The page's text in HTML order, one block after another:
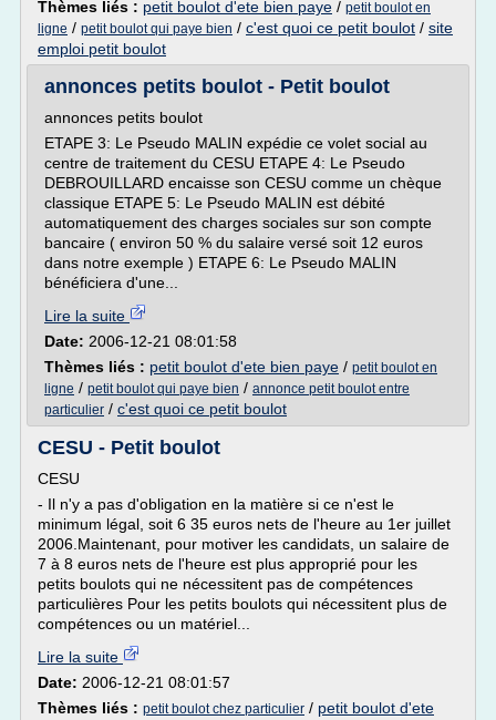
Thèmes liés : petit boulot d'ete bien paye / petit boulot en
ligne / petit boulot qui paye bien / c'est quoi ce petit boulot / site
emploi petit boulot
annonces petits boulot - Petit boulot
annonces petits boulot
ETAPE 3: Le Pseudo MALIN expédie ce volet social au
centre de traitement du CESU ETAPE 4: Le Pseudo
DEBROUILLARD encaisse son CESU comme un chèque
classique ETAPE 5: Le Pseudo MALIN est débité
automatiquement des charges sociales sur son compte
bancaire ( environ 50 % du salaire versé soit 12 euros
dans notre exemple ) ETAPE 6: Le Pseudo MALIN
bénéficiera d'une...
Lire la suite
Date: 2006-12-21 08:01:58
Thèmes liés : petit boulot d'ete bien paye / petit boulot en
ligne / petit boulot qui paye bien / annonce petit boulot entre
particulier / c'est quoi ce petit boulot
CESU - Petit boulot
CESU
- Il n'y a pas d'obligation en la matière si ce n'est le
minimum légal, soit 6 35 euros nets de l'heure au 1er juillet
2006.Maintenant, pour motiver les candidats, un salaire de
7 à 8 euros nets de l'heure est plus approprié pour les
petits boulots qui ne nécessitent pas de compétences
particulières Pour les petits boulots qui nécessitent plus de
compétences ou un matériel...
Lire la suite
Date: 2006-12-21 08:01:57
Thèmes liés : petit boulot chez particulier / petit boulot d'ete